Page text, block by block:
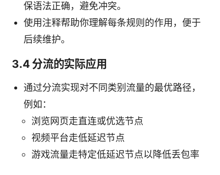
保语法正确，避免冲突。
使用注释帮助你理解每条规则的作用，便于
后续维护。
3.4 分流的实际应用
通过分流实现对不同类别流量的最优路径，
例如：
浏览网页走直连或优选节点
视频平台走低延迟节点
游戏流量走特定低延迟节点以降低丢包率